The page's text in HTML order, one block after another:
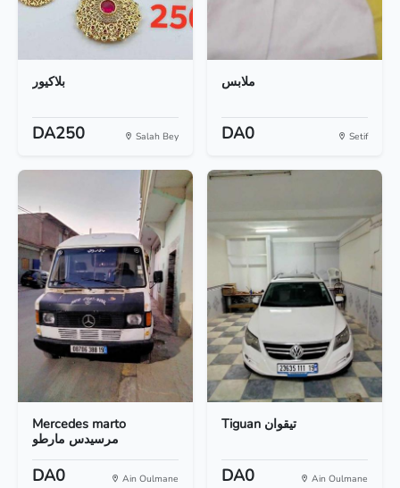
بلاكيور
DA250 Salah Bey
ملابس
DA0 Setif
Mercedes marto
مرسيدس مارطو
DA0 Ain Oulmane
Tiguan تيقوان
DA0 Ain Oulmane